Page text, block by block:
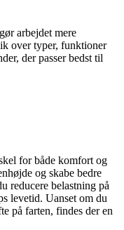
arbejdet mere
over typer, funktioner
der passer bedst til
for både komfort og
og skabe bedre
reducere belastning på
levetid. Uanset om du
på farten, findes der en